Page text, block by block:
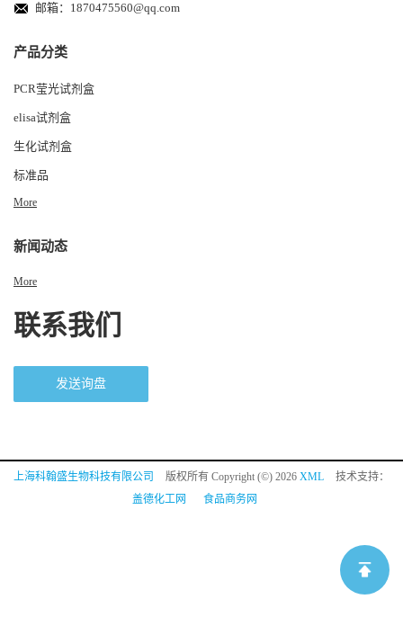
邮箱： 1870475560@qq.com
产品分类
PCR莹光试剂盒
elisa试剂盒
生化试剂盒
标准品
More
新闻动态
More
联系我们
发送询盘
上海科翰盛生物科技有限公司 版权所有 Copyright (©) 2026 XML
技术支持：
盖德化工网
食品商务网